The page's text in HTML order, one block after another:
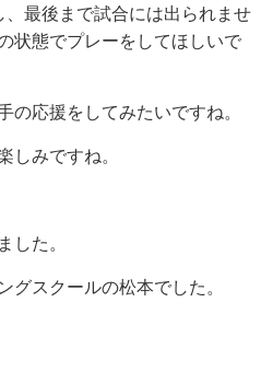
最後まで試合には出られませ
状態でプレーをしてほしいで
応援をしてみたいですね。
みですね。
た。
スクールの松本でした。